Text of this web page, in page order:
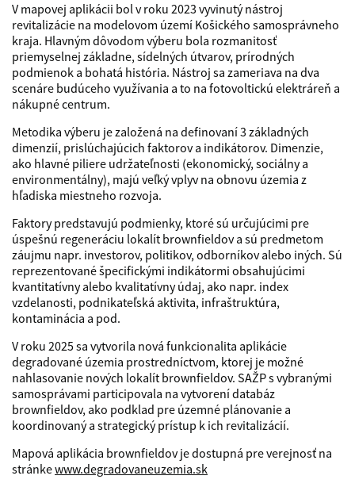
V mapovej aplikácii bol v roku 2023 vyvinutý nástroj
revitalizácie na modelovom území Košického samosprávneho
kraja. Hlavným dôvodom výberu bola rozmanitosť
priemyselnej základne, sídelných útvarov, prírodných
podmienok a bohatá história. Nástroj sa zameriava na dva
scenáre budúceho využívania a to na fotovoltickú elektráreň a
nákupné centrum.
Metodika výberu je založená na definovaní 3 základných
dimenzií, prislúchajúcich faktorov a indikátorov. Dimenzie,
ako hlavné piliere udržateľnosti (ekonomický, sociálny a
environmentálny), majú veľký vplyv na obnovu územia z
hľadiska miestneho rozvoja.
Faktory predstavujú podmienky, ktoré sú určujúcimi pre
úspešnú regeneráciu lokalít brownfieldov a sú predmetom
záujmu napr. investorov, politikov, odborníkov alebo iných. Sú
reprezentované špecifickými indikátormi obsahujúcimi
kvantitatívny alebo kvalitatívny údaj, ako napr. index
vzdelanosti, podnikateľská aktivita, infraštruktúra,
kontaminácia a pod.
V roku 2025 sa vytvorila nová funkcionalita aplikácie
degradované územia prostredníctvom, ktorej je možné
nahlasovanie nových lokalít brownfieldov. SAŽP s vybranými
samosprávami participovala na vytvorení databáz
brownfieldov, ako podklad pre územné plánovanie a
koordinovaný a strategický prístup k ich revitalizácií.
Mapová aplikácia brownfieldov je dostupná pre verejnosť na
stránkewww.degradovaneuzemia.sk